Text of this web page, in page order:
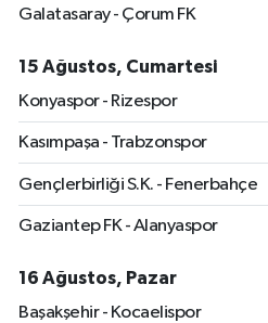
Galatasaray - Çorum FK
15 Ağustos, Cumartesi
Konyaspor - Rizespor
Kasımpaşa - Trabzonspor
Gençlerbirliği S.K. - Fenerbahçe
Gaziantep FK - Alanyaspor
16 Ağustos, Pazar
Başakşehir - Kocaelispor